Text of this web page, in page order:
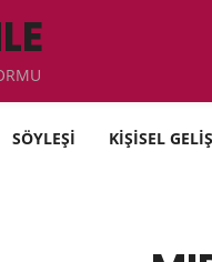
SÖYLEŞİ KİŞİSEL